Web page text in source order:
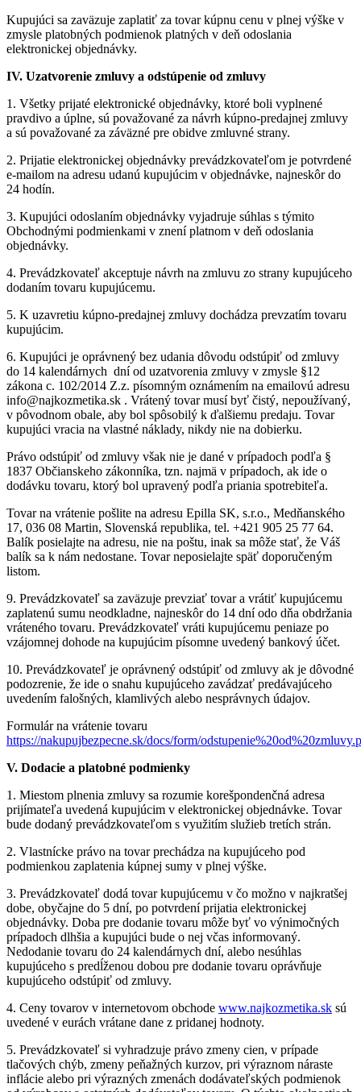
Kupujúci sa zaväzuje zaplatiť za tovar kúpnu cenu v plnej výške v
zmysle platobných podmienok platných v deň odoslania
elektronickej objednávky.
IV. Uzatvorenie zmluvy a odstúpenie od zmluvy
1. Všetky prijaté elektronické objednávky, ktoré boli vyplnené
pravdivo a úplne, sú považované za návrh kúpno-predajnej zmluvy
a sú považované za záväzné pre obidve zmluvné strany.
2. Prijatie elektronickej objednávky prevádzkovateľom je potvrdené
e-mailom na adresu udanú kupujúcim v objednávke, najneskôr do
24 hodín.
3. Kupujúci odoslaním objednávky vyjadruje súhlas s týmito
Obchodnými podmienkami v znení platnom v deň odoslania
objednávky.
4. Prevádzkovateľ akceptuje návrh na zmluvu zo strany kupujúceho
dodaním tovaru kupujúcemu.
5. K uzavretiu kúpno-predajnej zmluvy dochádza prevzatím tovaru
kupujúcim.
6. Kupujúci je oprávnený bez udania dôvodu odstúpiť od zmluvy
do 14 kalendárnych dní od uzatvorenia zmluvy v zmysle §12
zákona c. 102/2014 Z.z. písomným oznámením na emailovú adresu
info@najkozmetika.sk . Vrátený tovar musí byť čistý, nepoužívaný,
v pôvodnom obale, aby bol spôsobilý k ďalšiemu predaju. Tovar
kupujúci vracia na vlastné náklady, nikdy nie na dobierku.
Právo odstúpiť od zmluvy však nie je dané v prípadoch podľa §
1837 Občianskeho zákonníka, tzn. najmä v prípadoch, ak ide o
dodávku tovaru, ktorý bol upravený podľa priania spotrebiteľa.
Tovar na vrátenie pošlite na adresu Epilla SK, s.r.o., Medňanského
17, 036 08 Martin, Slovenská republika, tel. +421 905 25 77 64.
Balík posielajte na adresu, nie na poštu, inak sa môže stať, že Váš
balík sa k nám nedostane. Tovar neposielajte späť doporučeným
listom.
9. Prevádzkovateľ sa zaväzuje prevziať tovar a vrátiť kupujúcemu
zaplatenú sumu neodkladne, najneskôr do 14 dní odo dňa obdržania
vráteného tovaru. Prevádzkovateľ vráti kupujúcemu peniaze po
vzájomnej dohode na kupujúcim písomne uvedený bankový účet.
10. Prevádzkovateľ je oprávnený odstúpiť od zmluvy ak je dôvodné
podozrenie, že ide o snahu kupujúceho zavádzať predávajúceho
uvedením falošných, klamlivých alebo nesprávnych údajov.
Formulár na vrátenie tovaru
https://nakupujbezpecne.sk/docs/form/
V. Dodacie a platobné podmienky
1. Miestom plnenia zmluvy sa rozumie korešpondenčná adresa
prijímateľa uvedená kupujúcim v elektronickej objednávke. Tovar
bude dodaný prevádzkovateľom s využitím služieb tretích strán.
2. Vlastnícke právo na tovar prechádza na kupujúceho pod
podmienkou zaplatenia kúpnej sumy v plnej výške.
3. Prevádzkovateľ dodá tovar kupujúcemu v čo možno v najkratšej
dobe, obyčajne do 5 dní, po potvrdení prijatia elektronickej
objednávky. Doba pre dodanie tovaru môže byť vo výnimočných
prípadoch dlhšia a kupujúci bude o nej včas informovaný.
Nedodanie tovaru do 24 kalendárnych dní, alebo nesúhlas
kupujúceho s predĺženou dobou pre dodanie tovaru oprávňuje
kupujúceho odstúpiť od zmluvy.
4. Ceny tovarov v internetovom obchode www.najkozmetika.sk sú
uvedené v eurách vrátane dane z pridanej hodnoty.
5. Prevádzkovateľ si vyhradzuje právo zmeny cien, v prípade
tlačových chýb, zmeny peňažných kurzov, pri výraznom náraste
inflácie alebo pri výrazných zmenách dodávateľských podmienok